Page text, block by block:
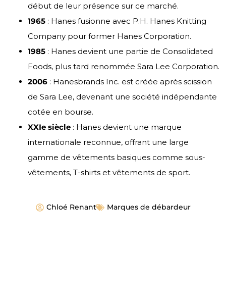
début de leur présence sur ce marché.
1965 : Hanes fusionne avec P.H. Hanes Knitting
Company pour former Hanes Corporation.
1985 : Hanes devient une partie de Consolidated
Foods, plus tard renommée Sara Lee Corporation.
2006 : Hanesbrands Inc. est créée après scission
de Sara Lee, devenant une société indépendante
cotée en bourse.
XXIe siècle : Hanes devient une marque
internationale reconnue, offrant une large
gamme de vêtements basiques comme sous-
vêtements, T-shirts et vêtements de sport.
Chloé Renant Marques de débardeur